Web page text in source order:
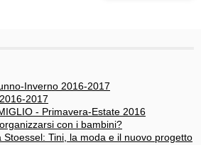
Inverno 2016-2017
2017
- Primavera-Estate 2016
con i bambini?
Tini, la moda e il nuovo progetto